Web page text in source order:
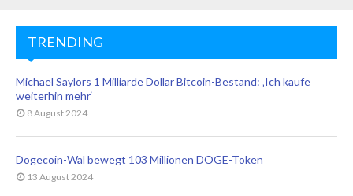
TRENDING
Michael Saylors 1 Milliarde Dollar Bitcoin-Bestand: ‚Ich kaufe
weiterhin mehr‘
8 August 2024
Dogecoin-Wal bewegt 103 Millionen DOGE-Token
13 August 2024